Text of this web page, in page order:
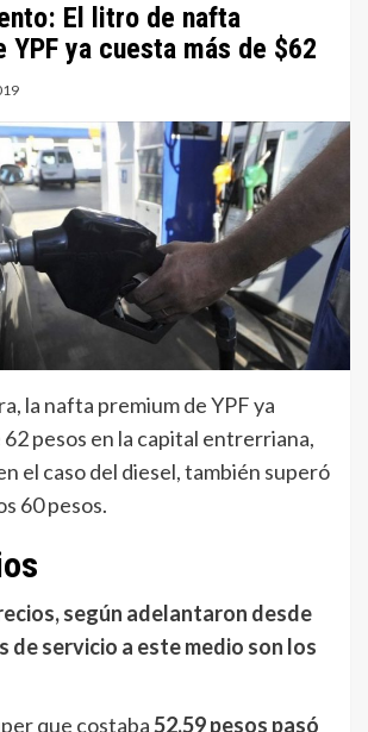
El litro de nafta
YPF ya cuesta más de $62
la nafta premium de YPF ya
62 pesos en la capital entrerriana,
el caso del diesel, también superó
60 pesos.
según adelantaron desde
de servicio a este medio son los
que costaba52,59 pesos pasó